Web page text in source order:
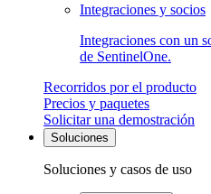
Integraciones y socios
Integraciones con un
de SentinelOne.
Recorridos por el producto
Precios y paquetes
Solicitar una demostración
Soluciones
Soluciones y casos de uso